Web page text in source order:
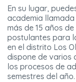
En su lugar,
academia llamada
más de 15 años
postulantes para
en el distrito Los
dispone de varios
los procesos de
semestres del año.